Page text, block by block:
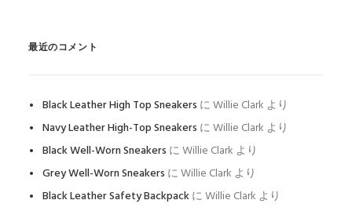
最近のコメント
Black Leather High Top Sneakers にWillie Clark より
Navy Leather High-Top Sneakers にWillie Clark より
Black Well-Worn Sneakers にWillie Clark より
Grey Well-Worn Sneakers にWillie Clark より
Black Leather Safety BackpackにWillie Clark より